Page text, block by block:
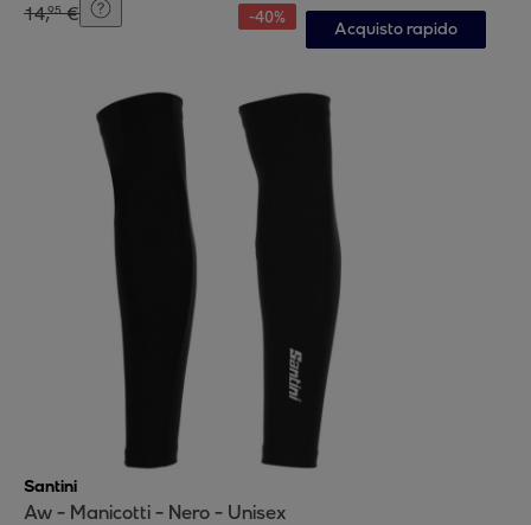
14,95 € -40%
Acquisto rapido
Santini
Aw - Manicotti - Nero - Unisex